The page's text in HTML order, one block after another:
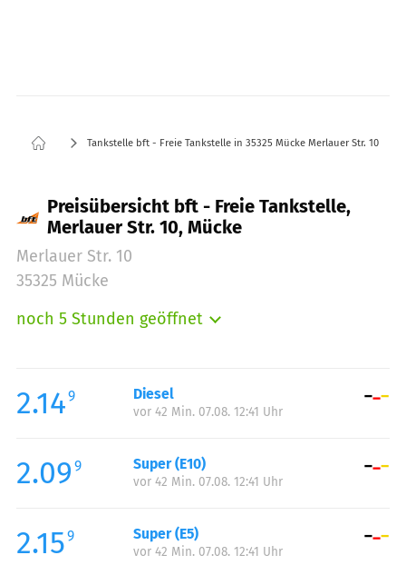
Tankstelle bft - Freie Tankstelle in 35325 Mücke Merlauer Str. 10
Preisübersicht bft - Freie Tankstelle,
Merlauer Str. 10, Mücke
Merlauer Str. 10
35325 Mücke
noch 5 Stunden geöffnet
Mittwoch:
06:00-21:00
Donnerstag:
Samstag:
06:00-21:00
Sonntag:
2.149 Diesel
vor 42 Min. 07.08. 12:41 Uhr
2.09 9 Super (E10)
vor 42 Min. 07.08. 12:41 Uhr
2.159 Super (E5)
vor 42 Min. 07.08. 12:41 Uhr